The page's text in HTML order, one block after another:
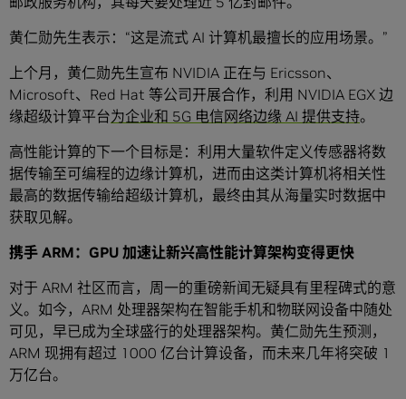
黄仁勋先生表示：“这是流式 AI 计算机最擅长的应用场景。”
上个月，黄仁勋先生宣布 NVIDIA 正在与 Ericsson、
Microsoft、Red Hat 等公司开展合作，利用 NVIDIA EGX 边
缘超级计算平台为企业和 5G 电信网络边缘 AI 提供支持。
高性能计算的下一个目标是：利用大量软件定义传感器将数
据传输至可编程的边缘计算机，进而由这类计算机将相关性
最高的数据传输给超级计算机，最终由其从海量实时数据中
获取见解。
携手 ARM：GPU 加速让新兴高性能计算架构变得更快
对于 ARM 社区而言，周一的重磅新闻无疑具有里程碑式的意
义。如今，ARM 处理器架构在智能手机和物联网设备中随处
可见，早已成为全球盛行的处理器架构。黄仁勋先生预测，
ARM 现拥有超过 1000 亿台计算设备，而未来几年将突破 1
万亿台。